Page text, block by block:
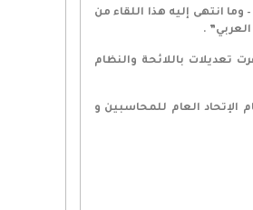
انتهى إليه هذا اللقاء من
.
من الخلافات بسبب المواقف السياسية للدول، اجتمعت الجمعية العمومية للإتحاد بالجزائر بحضور 12 دولة وأقرت تعديلات باللائحة والنظام
صدر القرار رقم 1310/د83 حيث نص على الموافقة على انضمام الإتحاد العام للمحاسبين و